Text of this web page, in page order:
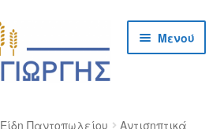
Μενού
Είδη Παντοπωλείου Αντισηπτικά